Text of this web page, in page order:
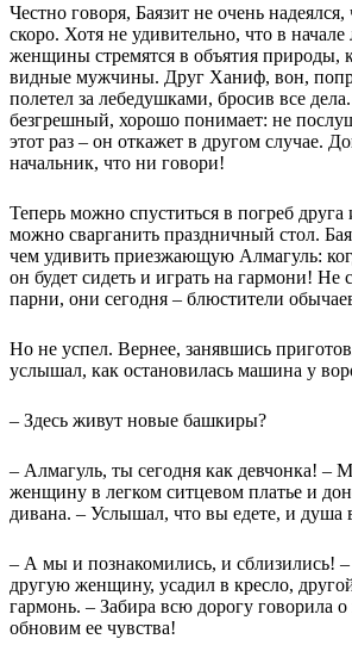
Честно говоря, Баязит не очень
скоро. Хотя не удивительно, что в начале
женщины стремятся в объятия природы,
видные мужчины. Друг Ханиф, вон,
полетел за лебедушками, бросив все
безгрешный, хорошо понимает: не
этот раз – он откажет в другом случае.
начальник, что ни говори!
Теперь можно спуститься в погреб друга
можно сварганить праздничный стол.
чем удивить приезжающую Алмагуль:
он будет сидеть и играть на гармони! Не
парни, они сегодня – блюстители
Но не успел. Вернее, занявшись
услышал, как остановилась машина у
– Здесь живут новые башкиры?
– Алмагуль, ты сегодня как девчонка! –
женщину в легком ситцевом платье и
дивана. – Услышал, что вы едете, и душа
– А мы и познакомились, и сблизились!
другую женщину, усадил в кресло,
гармонь. – Забира всю дорогу говорила о
обновим ее чувства!